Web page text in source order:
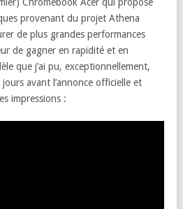
provenant du projet Athena
de plus grandes performances
de gagner en rapidité et en
que j’ai pu, exceptionnellement,
avant l’annonce officielle et
impressions :